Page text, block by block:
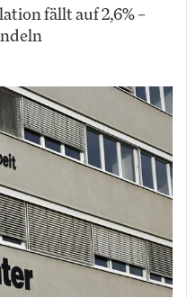
fällt auf 2,6% –